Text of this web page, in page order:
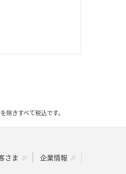
除きすべて税込です。
さま
企業情報